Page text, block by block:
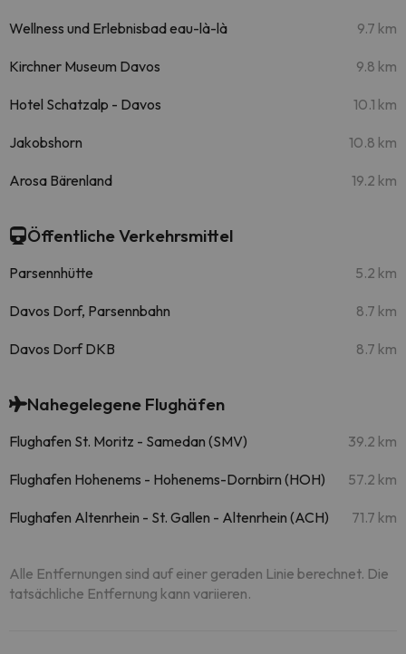
Wellness und Erlebnisbad eau-là-là 9.7 km
Kirchner Museum Davos 9.8 km
Hotel Schatzalp - Davos 10.1 km
Jakobshorn 10.8 km
Arosa Bärenland 19.2 km
Öffentliche Verkehrsmittel
Parsennhütte 5.2 km
Davos Dorf, Parsennbahn 8.7 km
Davos Dorf DKB 8.7 km
Nahegelegene Flughäfen
Flughafen St. Moritz - Samedan (SMV) 39.2 km
Flughafen Hohenems - Hohenems-Dornbirn (HOH) 57.2 km
Flughafen Altenrhein - St. Gallen - Altenrhein (ACH) 71.7 km
Alle Entfernungen sind auf einer geraden Linie berechnet. Die
tatsächliche Entfernung kann variieren.